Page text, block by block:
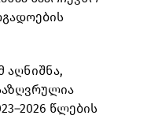
აღნიშნა,
წლების